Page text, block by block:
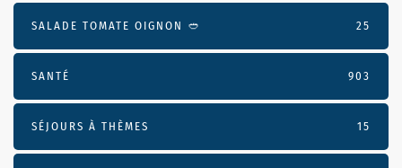
SALADE TOMATE OIGNON 🥙 25
SANTÉ 903
SÉJOURS À THÈMES 15